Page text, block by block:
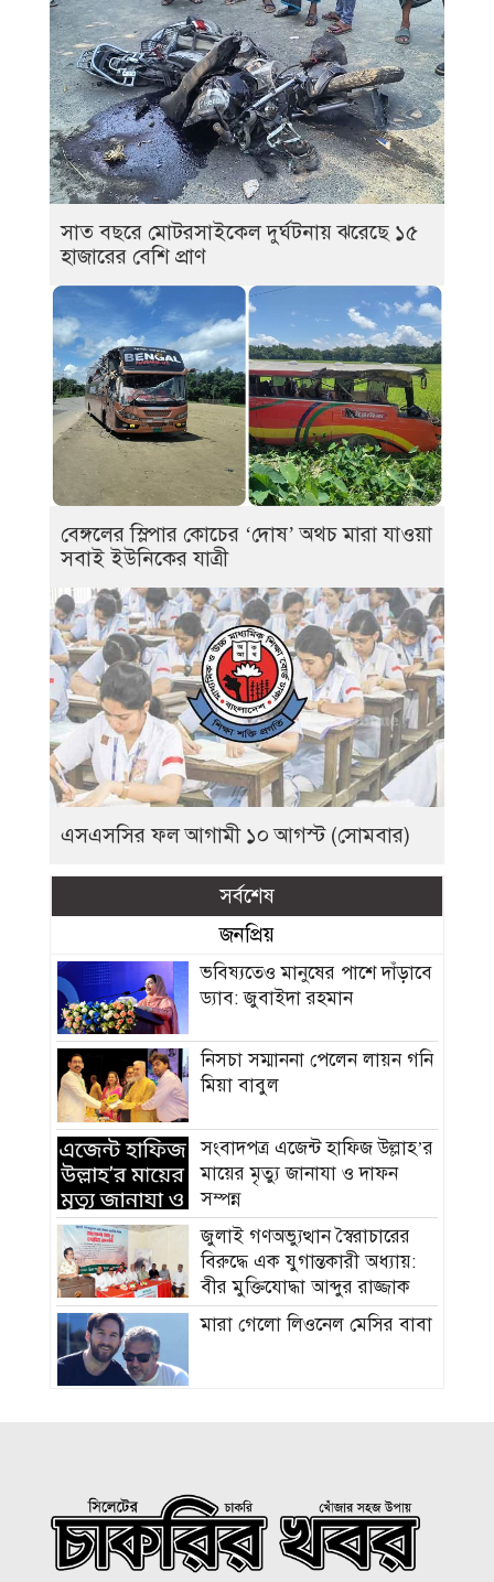
সাত বছরে মোটরসাইকেল দুর্ঘটনায় ঝরেছে ১৫
হাজারের বেশি প্রাণ
বেঙ্গলের স্লিপার কোচের ‘দোষ’ অথচ মারা যাওয়া
সবাই ইউনিকের যাত্রী
এসএসসির ফল আগামী ১০ আগস্ট (সোমবার)
সর্বশেষ
জনপ্রিয়
ভবিষ্যতেও মানুষের পাশে দাঁড়াবে
ড্যাব: জুবাইদা রহমান
নিসচা সম্মাননা পেলেন লায়ন গনি
মিয়া বাবুল
সংবাদপত্র এজেন্ট হাফিজ উল্লাহ’র
মায়ের মৃত্যু জানাযা ও দাফন
সম্পন্ন
জুলাই গণঅভ্যুত্থান স্বৈরাচারের
বিরুদ্ধে এক যুগান্তকারী অধ্যায়:
বীর মুক্তিযোদ্ধা আব্দুর রাজ্জাক
মারা গেলো লিওনেল মেসির বাবা
হাম ও উপসর্গে আরও ৪ শিশুর
মৃত্যু, নতুন রোগী ৭৭৬